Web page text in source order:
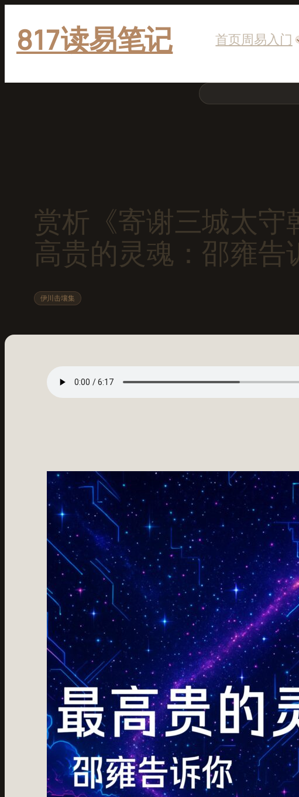
内817读易笔记 首页周易入门
赏析《寄谢三城太
高贵的灵魂：邵雍
伊川击壤集